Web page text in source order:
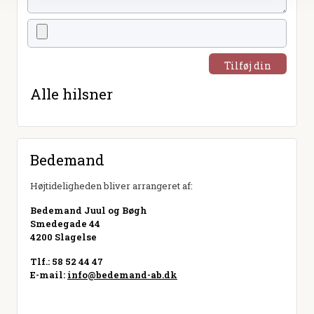
Tilføj din
Alle hilsner
Bedemand
Højtideligheden bliver arrangeret af:
Bedemand Juul og Bøgh
Smedegade 44
4200 Slagelse
Tlf.: 58 52 44 47
E-mail: info@bedemand-ab.dk